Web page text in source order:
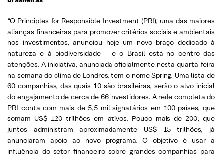
“O Principles for Responsible Investment (PRI), uma das maiores
alianças financeiras para promover critérios sociais e ambientais
nos investimentos, anunciou hoje um novo braço dedicado à
natureza e à biodiversidade – e o Brasil está no centro das
atenções. A iniciativa, anunciada oficialmente nesta quarta-feira
na semana do clima de Londres, tem o nome Spring. Uma lista de
60 companhias, das quais 10 são brasileiras, serão o alvo inicial
do engajamento de cerca de 66 investidores. A rede completa do
PRI conta com mais de 5,5 mil signatários em 100 países, que
somam US$ 120 trilhões em ativos. Pouco mais de 200, que
juntos administram aproximadamente US$ 15 trilhões, já
anunciaram apoio ao novo programa. O objetivo é usar a
influência do setor financeiro sobre grandes companhias para